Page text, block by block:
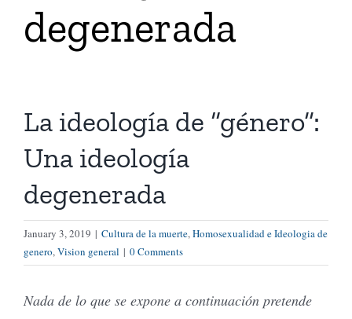
Boletín Electrónico
Tienda Virtual
Cómo Donar
degenerada
La ideología de “género”:
Una ideología
degenerada
January 3, 2019 | Cultura de la muerte, Homosexualidad e Ideologia de
genero, Vision general | 0 Comments
Nada de lo que se expone a continuación pretende